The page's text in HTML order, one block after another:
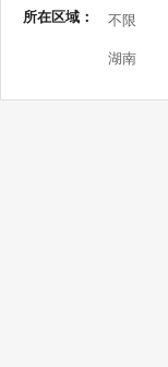
所在区域： 不限
湖南